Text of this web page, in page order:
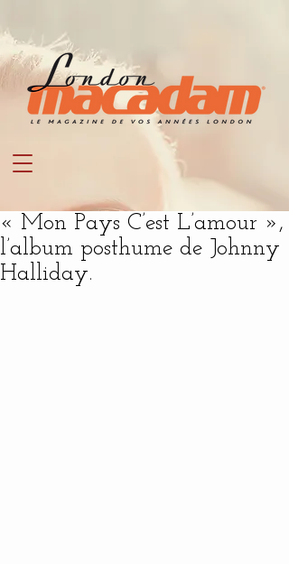
« Mon Pays C’est L’amour »,
l’album posthume de Johnny
Halliday.